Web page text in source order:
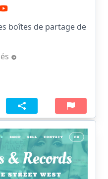
boîtes de partage de